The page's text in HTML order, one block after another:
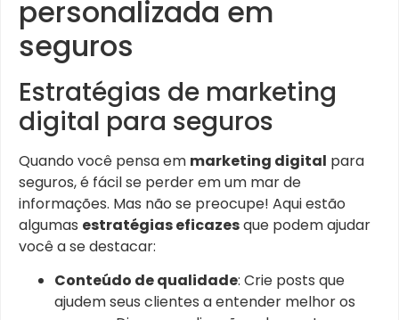
personalizada em
seguros
Estratégias de marketing
digital para seguros
Quando você pensa em marketing digital para
seguros, é fácil se perder em um mar de
informações. Mas não se preocupe! Aqui estão
algumas estratégias eficazesque podem ajudar
você a se destacar:
Conteúdo de qualidade: Crie posts que
ajudem seus clientes a entender melhor os